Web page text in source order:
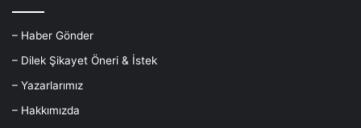
– Haber Gönder
– Dilek Şikayet Öneri & İstek
– Yazarlarımız
– Hakkımızda